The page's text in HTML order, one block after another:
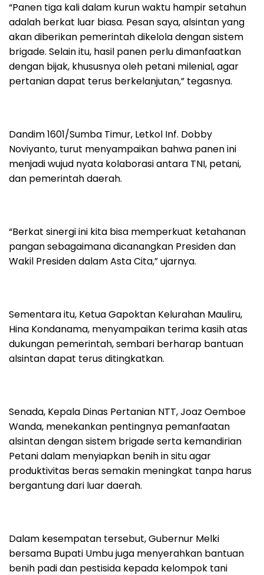
“Panen tiga kali dalam kurun waktu hampir setahun
adalah berkat luar biasa. Pesan saya, alsintan yang
akan diberikan pemerintah dikelola dengan sistem
brigade. Selain itu, hasil panen perlu dimanfaatkan
dengan bijak, khususnya oleh petani milenial, agar
pertanian dapat terus berkelanjutan,” tegasnya.
Dandim 1601/Sumba Timur, Letkol Inf. Dobby
Noviyanto, turut menyampaikan bahwa panen ini
menjadi wujud nyata kolaborasi antara TNI, petani,
dan pemerintah daerah.
“Berkat sinergi ini kita bisa memperkuat ketahanan
pangan sebagaimana dicanangkan Presiden dan
Wakil Presiden dalam Asta Cita,” ujarnya.
Sementara itu, Ketua Gapoktan Kelurahan Mauliru,
Hina Kondanama, menyampaikan terima kasih atas
dukungan pemerintah, sembari berharap bantuan
alsintan dapat terus ditingkatkan.
Senada, Kepala Dinas Pertanian NTT, Joaz Oemboe
Wanda, menekankan pentingnya pemanfaatan
alsintan dengan sistem brigade serta kemandirian
Petani dalam menyiapkan benih in situ agar
produktivitas beras semakin meningkat tanpa harus
bergantung dari luar daerah.
Dalam kesempatan tersebut, Gubernur Melki
bersama Bupati Umbu juga menyerahkan bantuan
benih padi dan pestisida kepada kelompok tani